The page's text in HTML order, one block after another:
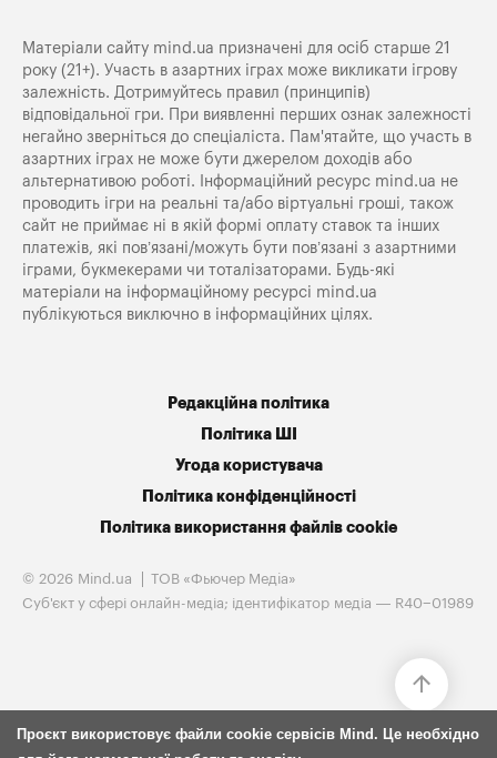
Матеріали сайту mind.ua призначені для осіб старше 21
року (21+). Участь в азартних іграх може викликати ігрову
залежність. Дотримуйтесь правил (принципів)
відповідальної гри. При виявленні перших ознак залежності
негайно зверніться до спеціаліста. Пам'ятайте, що участь в
азартних іграх не може бути джерелом доходів або
альтернативою роботі. Інформаційний ресурс mind.ua не
проводить ігри на реальні та/або віртуальні гроші, також
сайт не приймає ні в якій формі оплату ставок та інших
платежів, які пов’язані/можуть бути пов’язані з азартними
іграми, букмекерами чи тоталізаторами. Будь-які
матеріали на інформаційному ресурсі mind.ua
публікуються виключно в інформаційних цілях.
Редакційна політика
Політика ШІ
Угода користувача
Політика конфіденційності
Політика використання файлів cookie
© 2026 Mind.ua
ТОВ «Фьючер Медiа»
Cуб'єкт у сфері онлайн-медіа; ідентифікатор медіа — R40−01989
Проєкт використовує файли cookie сервісів Mind. Це необхідно